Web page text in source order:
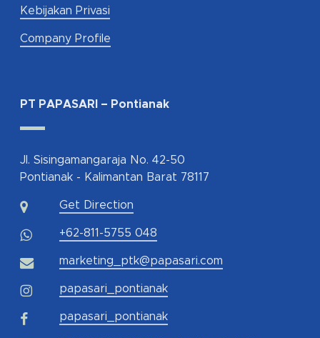
Kebijakan Privasi
Company Profile
PT PAPASARI – Pontianak
Jl. Sisingamangaraja No. 42-50
Pontianak - Kalimantan Barat 78117
Get Direction
+62-811-5755 048
marketing_ptk@papasari.com
papasari_pontianak
papasari_pontianak